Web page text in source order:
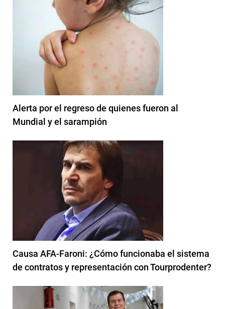
Alerta por el regreso de quienes fueron al
Mundial y el sarampión
Causa AFA-Faroni: ¿Cómo funcionaba el sistema
de contratos y representación con Tourprodenter?